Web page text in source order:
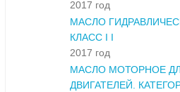
2017 год
МАСЛО
КЛАСС I I
2017 год
МАСЛО МОТОРНОЕ
ДВИГАТЕЛЕЙ.